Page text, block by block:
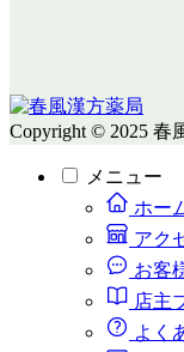
Copyright © 2025 春
メニュー
ホー
アク
お客
店主
よく